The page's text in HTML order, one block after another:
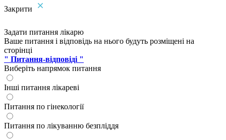
Закрити
Задати питання лікарю
Ваше питання і відповідь на нього будуть розміщені на
сторінці
" Питання-відповіді "
Виберіть напрямок питання
Інші питання лікареві
Питання по гінекології
Питання по лікуванню безпліддя